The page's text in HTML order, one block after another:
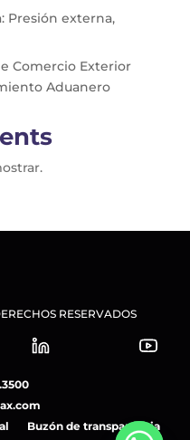
Presión externa,
Comercio Exterior
Aduanero
RESERVADOS
Buzón de transparencia